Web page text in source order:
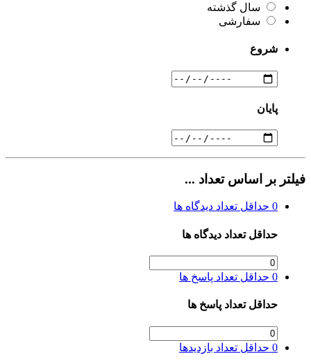
سال گذشته
سفارشی
شروع
پایان
فیلتر بر اساس تعداد ...
0 حداقل تعداد دیدگاه ها
حداقل تعداد دیدگاه ها
0 حداقل تعداد پاسخ ها
حداقل تعداد پاسخ ها
0 حداقل تعداد بازدیدها